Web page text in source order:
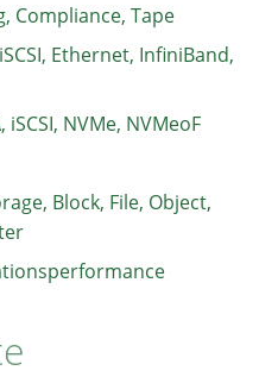
Compliance, Tape
Ethernet, InfiniBand,
iSCSI, NVMe, NVMeoF
Block, File, Object,